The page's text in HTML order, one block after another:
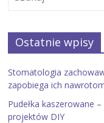
Ostatnie wpisy
Stomatologia
zapobiega ich
Pudełka kaszerowane
projektów DIY